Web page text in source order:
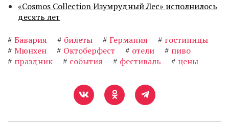
«Cosmos Collection Изумрудный Лес» исполнилось
десять лет
# Бавария # билеты # Германия # гостиницы
# Мюнхен # Октоберфест # отели # пиво
# праздник # события # фестиваль # цены